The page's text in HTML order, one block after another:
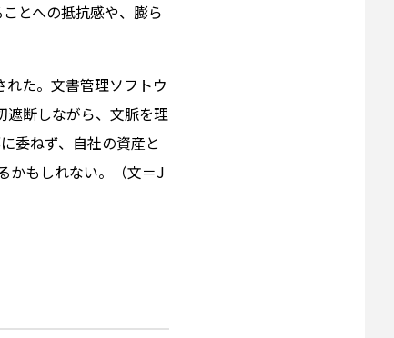
とへの抵抗感や、膨ら
た。文書管理ソフトウ
遮断しながら、文脈を理
委ねず、自社の資産と
かもしれない。（文＝J